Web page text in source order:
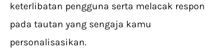
keterlibatan pengguna serta melacak respon
pada tautan yang sengaja kamu
personalisasikan.